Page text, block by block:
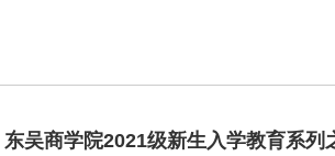
东吴商学院2021级新生入学教育系列